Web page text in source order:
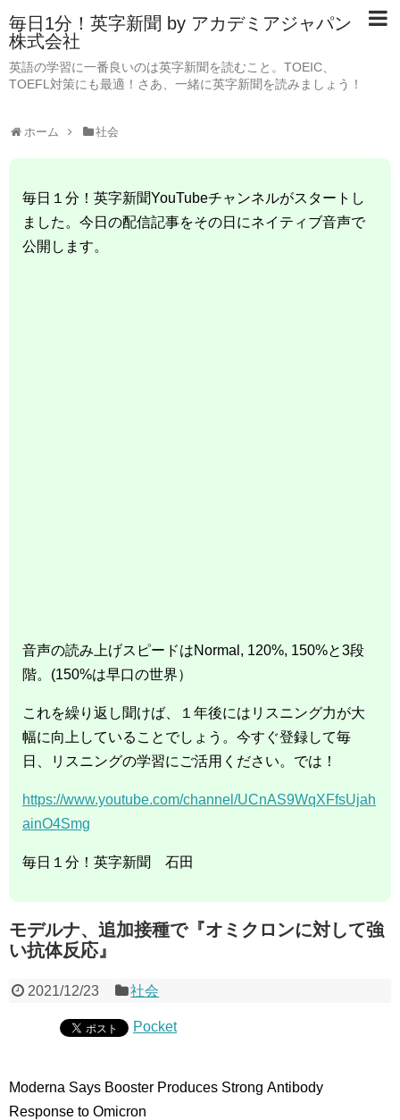
毎日1分！英字新聞 by アカデミアジャパン
株式会社
英語の学習に一番良いのは英字新聞を読むこと。TOEIC、
TOEFL対策にも最適！さあ、一緒に英字新聞を読みましょう！
ホーム 社会
毎日１分！英字新聞YouTubeチャンネルがスタートし
ました。今日の配信記事をその日にネイティブ音声で
公開します。
音声の読み上げスピードはNormal, 120%, 150%と3段
階。(150%は早口の世界）
これを繰り返し聞けば、１年後にはリスニング力が大
幅に向上していることでしょう。今すぐ登録して毎
日、リスニングの学習にご活用ください。では！
https://www.youtube.com/channel/UCnAS9WqXFfsUjah
ainO4Smg
毎日１分！英字新聞 石田
モデルナ、追加接種で『オミクロンに対して強
い抗体反応』
2021/12/23 社会
Pocket
Moderna Says Booster Produces Strong Antibody
Response to Omicron